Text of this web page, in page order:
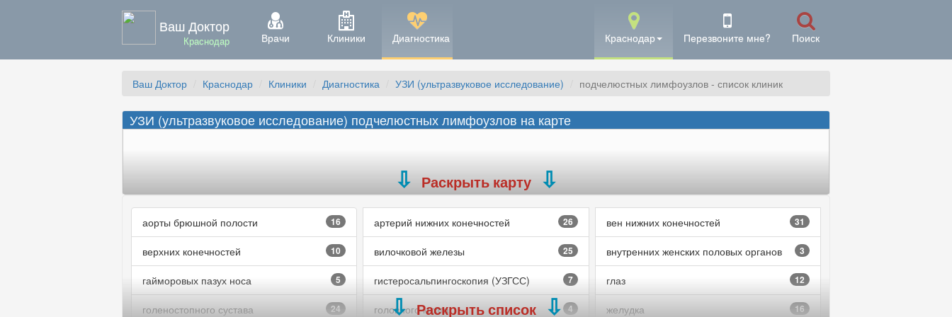
Ваш Доктор
Краснодар Врачи Клиники Диагностика Краснодар Перезвоните мне? Поиск
Ваш Доктор Краснодар Клиники Диагностика УЗИ (ультразвуковое исследование) подчелюстных лимфоузлов - список клиник
УЗИ (ультразвуковое исследование) подчелюстных лимфоузлов на карте
Раскрыть карту
аорты брюшной полости 16 артерий нижних конечностей 26 вен нижних конечностей 31
верхних конечностей 10 вилочковой железы 25 внутренних женских половых органов 3
гайморовых пазух носа 5 гистеросальпингоскопия (УЗГСС) 7 глаз 12
голеностопного сустава 24 головного мозга 4 желудка 16
Раскрыть список